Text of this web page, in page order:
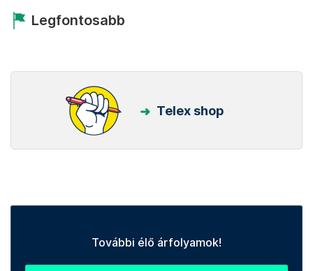
Legfontosabb
Telex shop
További élő árfolyamok!